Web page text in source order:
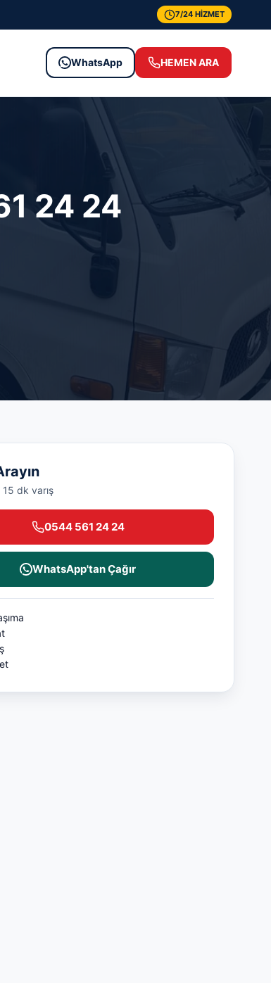
7/24 HİZMET
WhatsApp HEMEN ARA
24 24
dk varış
0544 561 24 24
WhatsApp'tan Çağır